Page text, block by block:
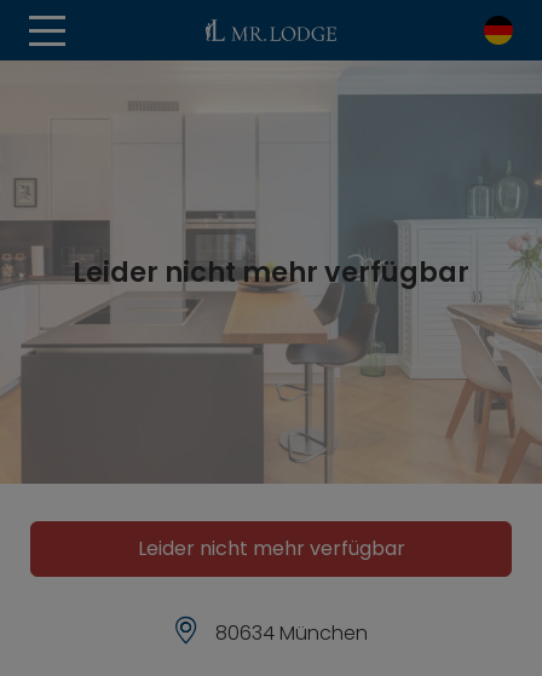
Leider nicht mehr verfügbar
Leider nicht mehr verfügbar
80634 München